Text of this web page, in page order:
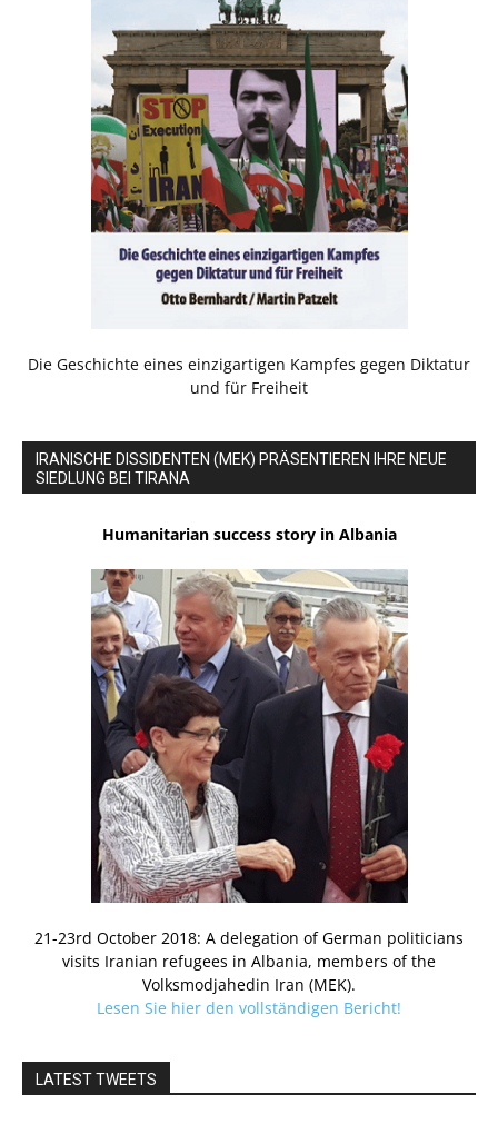
Die Geschichte eines einzigartigen Kampfes gegen Diktatur
und für Freiheit
IRANISCHE DISSIDENTEN (MEK) PRÄSENTIEREN IHRE NEUE
SIEDLUNG BEI TIRANA
Humanitarian success story in Albania
21-23rd October 2018: A delegation of German politicians
visits Iranian refugees in Albania, members of the
Volksmodjahedin Iran (MEK).
Lesen Sie hier den vollständigen Bericht!
LATEST TWEETS